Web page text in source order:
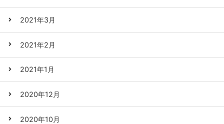
2021年3月
2021年2月
2021年1月
2020年12月
2020年10月